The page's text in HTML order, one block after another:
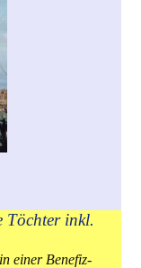
Töchter inkl.
einer Benefiz-